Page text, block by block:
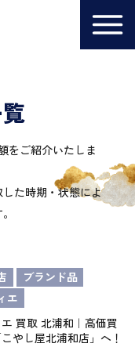
をご紹介いたしま
た時期・状態によ
ブランド品
エ
買取 北浦和｜高価買
やし屋北浦和店」へ！